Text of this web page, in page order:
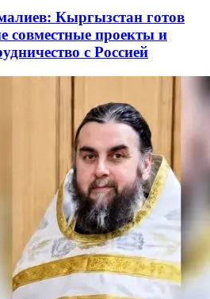
Кыргызстан готов
совместные проекты и
с Россией